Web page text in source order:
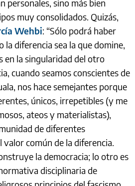
personales, sino más bien
muy consolidados. Quizás,
Wehbi: “Sólo podrá haber
la diferencia sea la que domine,
en la singularidad del otro
cuando seamos conscientes de
nos hace semejantes porque
únicos, irrepetibles (y me
ateos y materialistas),
de diferentes
común de la diferencia.
la democracia; lo otro es
disciplinaria de